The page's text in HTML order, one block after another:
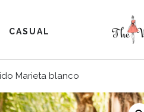
CASUAL
Marieta blanco